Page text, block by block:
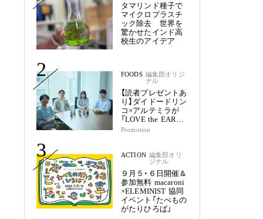
タマリンド種子で
マイクロプラスチ
ック除去 世界を
驚かせたインド高
校生のアイデア
2 FOODS 編集部オリジ
ナル
【読者プレゼントあ
り】ダイドードリン
コ×アルテミラが
「LOVE the EARTH
シリーズ」で目指す
Promotion
3 ACTION 編集部オリ
ジナル
９月５・６日開催＆
参加無料 macaroni
×ELEMINIST 協同
イベント「たべもの
がたりひろば」